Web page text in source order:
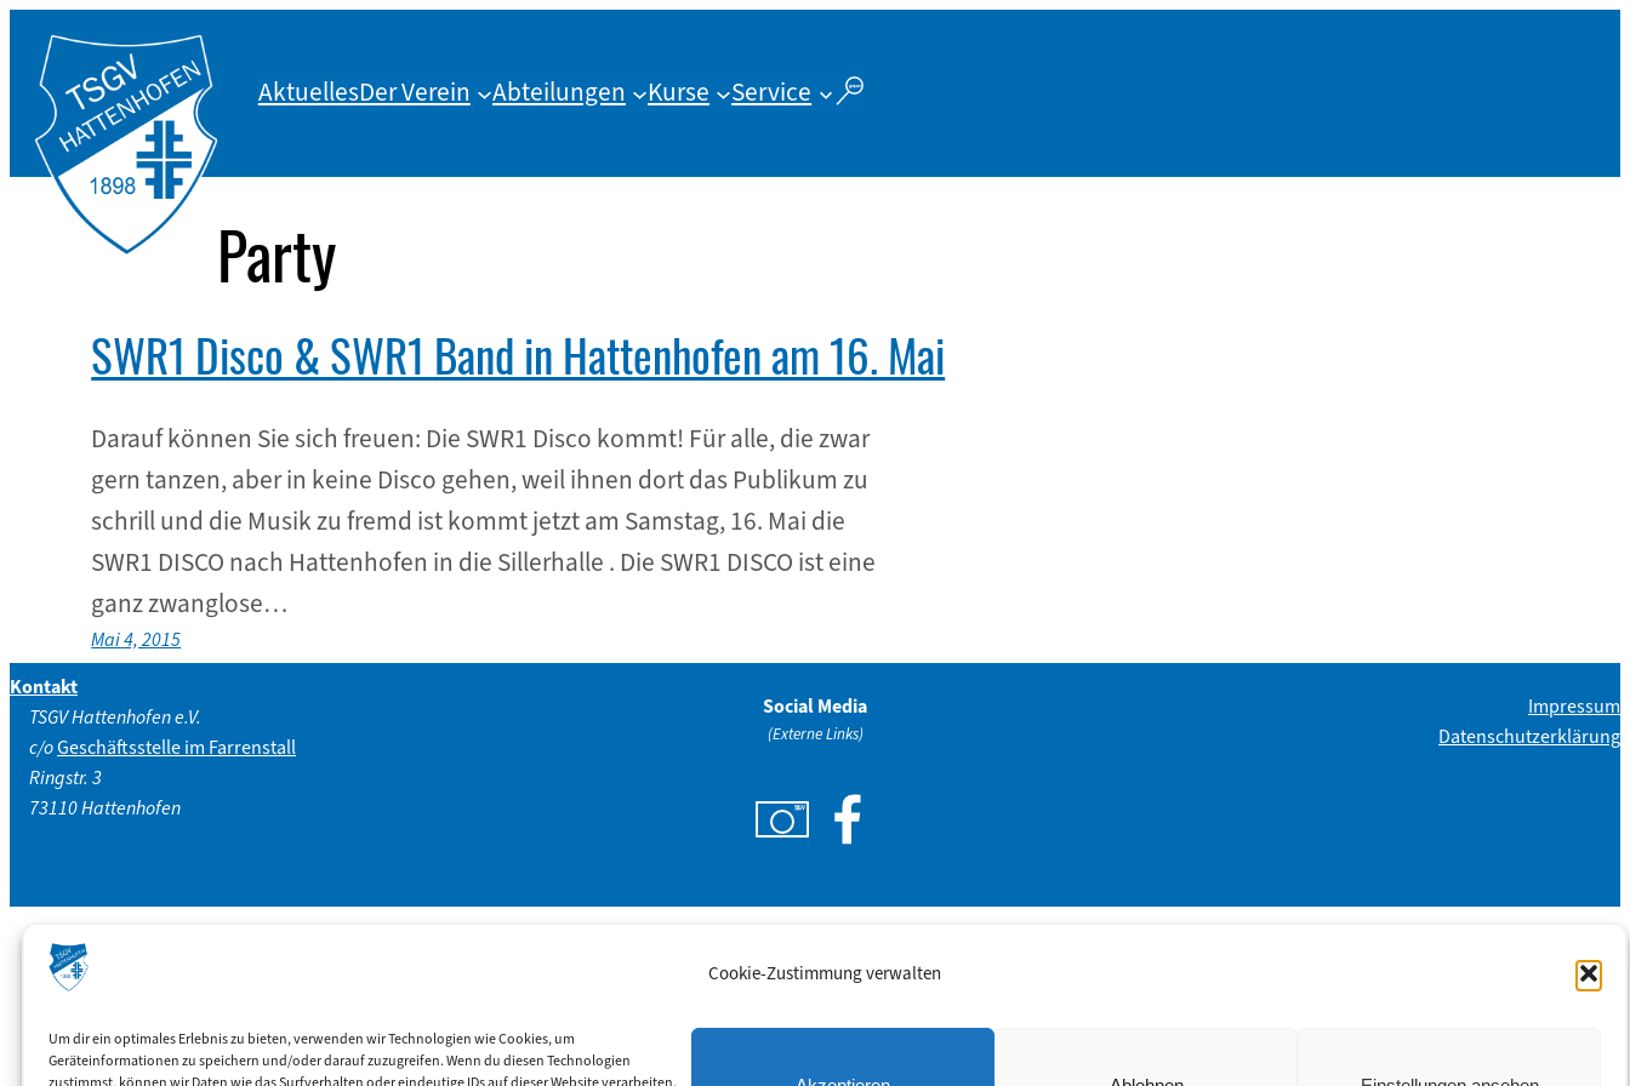
Cookie-Zustimmung verwalten
Um dir ein optimales Erlebnis zu bieten, verwenden wir Technologien wie Cookies, um
Geräteinformationen zu speichern und/oder darauf zuzugreifen. Wenn du diesen Technologien
Zum
Inhalt
springen
AktuellesDer Verein Abteilungen Kurse Service
Party
SWR1 Disco & SWR1 Band in Hattenhofen am 16. Mai
Darauf können Sie sich freuen: Die SWR1 Disco kommt! Für alle, die zwar
gern tanzen, aber in keine Disco gehen, weil ihnen dort das Publikum zu
schrill und die Musik zu fremd ist kommt jetzt am Samstag, 16. Mai die
SWR1 DISCO nach Hattenhofen in die Sillerhalle . Die SWR1 DISCO ist eine
ganz zwanglose…
Mai 4, 2015
Kontakt
TSGV Hattenhofen e.V.
c/oGeschäftsstelle im Farrenstall
Ringstr. 3
73110 Hattenhofen
Social Media
(Externe Links)
Impressum
Datenschutzerklärung